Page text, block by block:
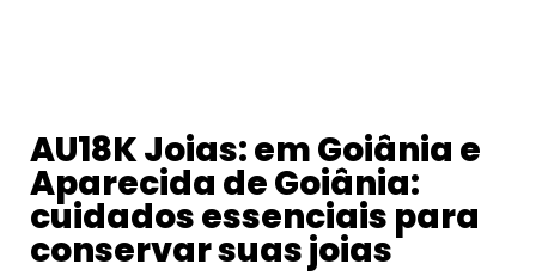
AU18K Joias: em Goiânia e
Aparecida de Goiânia:
cuidados essenciais para
conservar suas joias